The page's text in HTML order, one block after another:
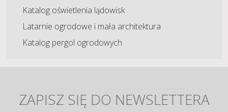
Katalog oświetlenia lądowisk
Latarnie ogrodowe i mała architektura
Katalog pergol ogrodowych
ZAPISZ SIĘ DO NEWSLETTERA